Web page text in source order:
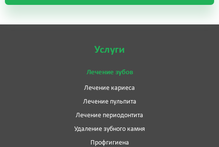
Услуги
Лечение зубов
Лечение кариеса
Лечение пульпита
Лечение периодонтита
Удаление зубного камня
Профгигиена